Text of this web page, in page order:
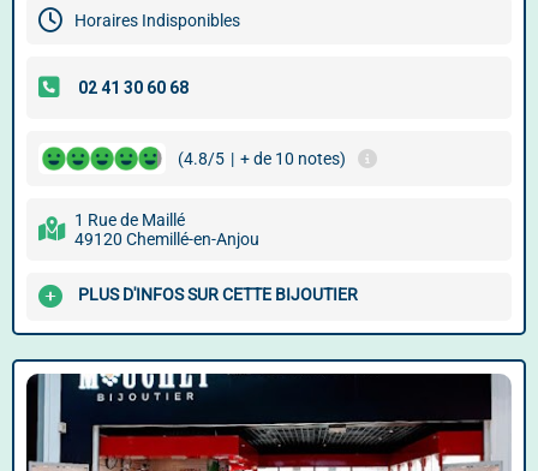
Horaires Indisponibles
(4.8/5 | + de 10 notes)
1 Rue de Maillé
49120 Chemillé-en-Anjou
PLUS D'INFOS SUR CETTE BIJOUTIER